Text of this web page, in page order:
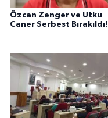
Özcan Zenger ve Utku
Caner Serbest Bırakıldı!